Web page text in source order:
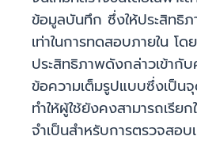
ข้อมูลบันทึก ซึ่งให้ประสิทธิ
เท่าในการทดสอบภายใน โ
ประสิทธิภาพดังกล่าวเข้ากั
ข้อความเต็มรูปแบบซึ่งเป็น
ทำให้ผู้ใช้ยังคงสามารถเรีย
จำเป็นสำหรับการตรวจสอ